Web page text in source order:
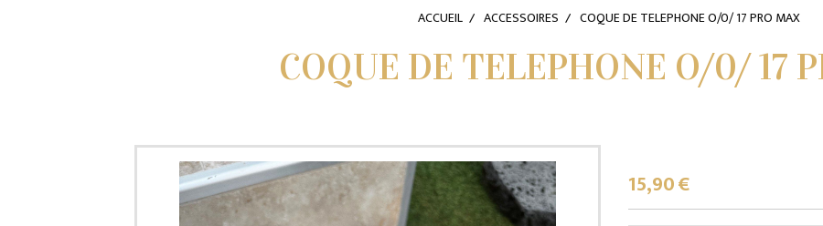
ACCUEIL ACCESSOIRES COQUE DE TELEPHONE O/0/ 17 PRO MAX
COQUE DE TELEPHONE O/0/ 17
15,90€